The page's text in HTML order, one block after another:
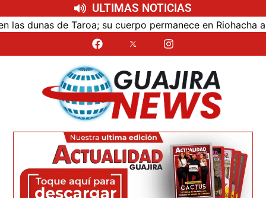
ULTIMAS NOTICIAS
de Taroa; su cuerpo permanece en Riohacha a la